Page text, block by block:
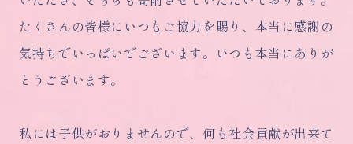
たくさんの皆様にいつもご協力を賜り、本当に感謝の
気持ちでいっぱいでございます。いつも本当にありが
とうございます。
私には子供がおりませんので、何も社会貢献が出来て